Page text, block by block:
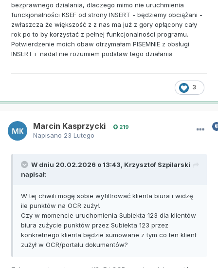
bezprawnego dzialania, dlaczego mimo nie uruchmienia
funckjonalności KSEF od strony INSERT - będziemy obciążani -
zwłaszcza że większość z z nas ma już z gory opłącony cały
rok po to by korzystać z pełnej funkcjonalności programu.
Potwierdzenie moich obaw otrzymałam PISEMNIE z obsługi
INSERT i nadal nie rozumiem podstaw tego działania
3
Marcin Kasprzycki 219
Napisano 23 Lutego
W dniu 20.02.2026 o 13:43, Krzysztof Szpilarski
napisał:
W tej chwili mogę sobie wyfiltrować klienta biura i widzę
ile punktów na OCR zużył.
Czy w momencie uruchomienia Subiekta 123 dla klientów
biura zużycie punktów przez Subiekta 123 przez
konkretnego klienta będzie sumowane z tym co ten klient
zużył w OCR/portalu dokumentów?